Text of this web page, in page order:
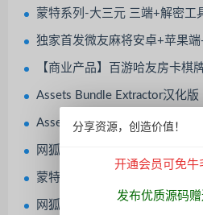
蒙特系列-大三元 三端+解密工
独家首发微友麻将安卓+苹果端+智能陪玩
【商业产品】百游哈友房卡棋牌
Assets Bundle Extractor汉化
Assets Bundle
网狐电玩系列金凤阁电玩城棋牌游
蒙特电玩系列通用搭建视频教
网狐系列天宫捕鱼电玩游戏带
分享资源，创造价值！
开通会员可免牛
发布优质源码赠